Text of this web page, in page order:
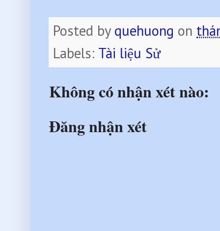
Posted by quehuong on
Labels: Tài liệu Sử
Không có nhận xét nào:
Đăng nhận xét